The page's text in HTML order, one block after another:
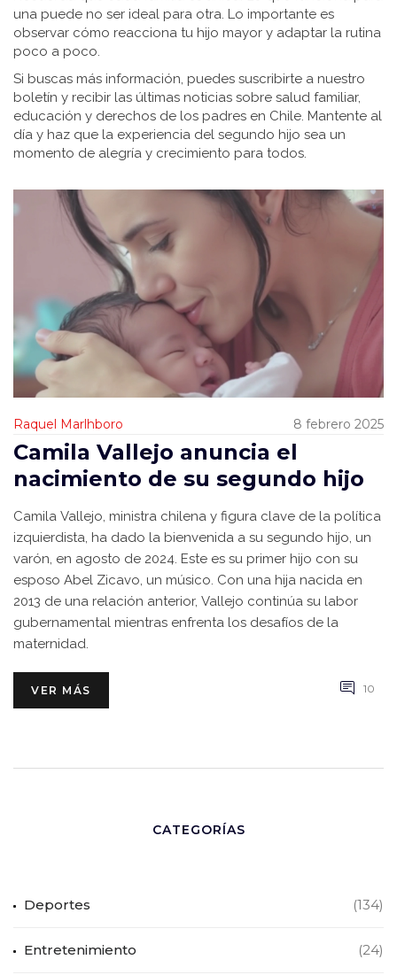
una puede no ser ideal para otra. Lo importante es
observar cómo reacciona tu hijo mayor y adaptar la rutina
poco a poco.
Si buscas más información, puedes suscribirte a nuestro
boletín y recibir las últimas noticias sobre salud familiar,
educación y derechos de los padres en Chile. Mantente al
día y haz que la experiencia del segundo hijo sea un
momento de alegría y crecimiento para todos.
Raquel Marlhboro 8 febrero 2025
Camila Vallejo anuncia el
nacimiento de su segundo hijo
Camila Vallejo, ministra chilena y figura clave de la política
izquierdista, ha dado la bienvenida a su segundo hijo, un
varón, en agosto de 2024. Este es su primer hijo con su
esposo Abel Zicavo, un músico. Con una hija nacida en
2013 de una relación anterior, Vallejo continúa su labor
gubernamental mientras enfrenta los desafíos de la
maternidad.
VER MÁS 10
CATEGORÍAS
Deportes (134)
Entretenimiento (24)